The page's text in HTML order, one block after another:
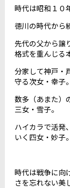
時代は昭和１０
徳川の時代から
先代の父から譲
格式を重んじる
分家して神戸・
守る次女・幸子。
数多（あまた）
三女・雪子。
ハイカラで活発
いく四女・妙子。
時代は戦争に向
さを忘れない美